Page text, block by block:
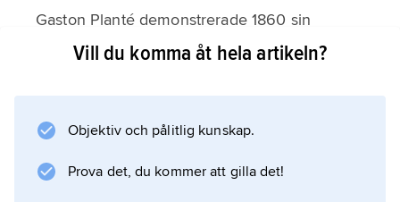
Gaston Planté demonstrerade 1860 sin
uppfinning
först med patent på
nickelkadmiumackumulatorn
Vill du komma åt hela artikeln?
Objektiv och pålitlig kunskap.
Prova det, du kommer att gilla det!